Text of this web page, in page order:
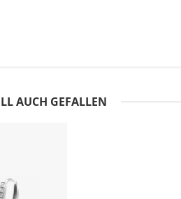
AUCH GEFALLEN